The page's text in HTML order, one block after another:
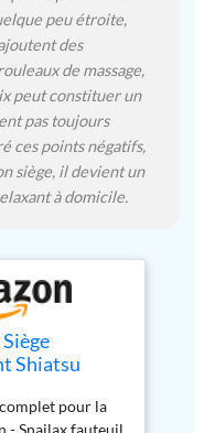
le haut et vers
répondre à vos
masseur de
également
Shiatsu pour
de soulager les
3 zones
au choix : Le
ou l'ensemble
massage par
siège avec 3
également à
tension
en forme de
peu étroite,
des
de massage,
peut constituer un
pas toujours
ces points négatifs,
siège, il devient un
à domicile.
Shiatsu
Masseur De
pour la
- Snailax fauteuil